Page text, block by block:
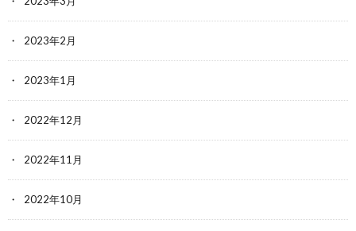
2023年2月
2023年1月
2022年12月
2022年11月
2022年10月